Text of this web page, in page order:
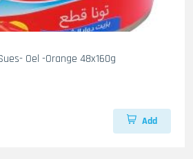
FL. Thuenfisch Durra Sues- Oel -Orange 48x160g
Add